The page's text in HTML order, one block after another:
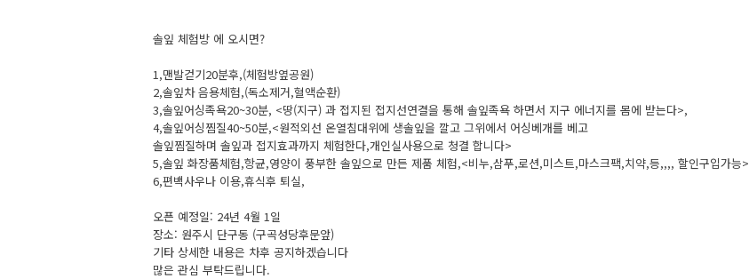
솔잎 체험방 에 오시면?
1,맨발걷기20분후,(체험방옆공원)
2,솔잎차 음용체험,(독소제거,혈액순환)
3,솔잎어싱족욕20~30분, <땅(지구) 과 접지된 접지선연결을 통해 솔잎족욕 하면서 지구 에너지를 몸에 받는다>,
4,솔잎어싱찜질40~50분,<원적외선 온열침대위에 생솔잎을 깔고 그위에서 어싱베개를 베고
솔잎찜질하며 솔잎과 접지효과까지 체험한다,개인실사용으로 청결 합니다>
5,솔잎 화장품체험,항균,영양이 풍부한 솔잎으로 만든 제품 체험,<비누,삼푸,로션,미스트,마스크팩,치약,등,,,, 할인구입가능>
6,편백사우나 이용,휴식후 퇴실,
오픈 예정일: 24년 4월 1일
장소: 원주시 단구동 (구곡성당후문앞)
기타 상세한 내용은 차후 공지하겠습니다
많은 관심 부탁드립니다.